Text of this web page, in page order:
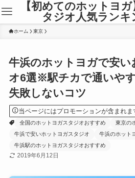
【初めてのホットヨ
タジオ人気ランキ
ホーム 東京
牛浜のホットヨガで安
オ6選※駅チカで通いや
失敗しないコツ
当ページにはプロモーションが含まれま
全国のホットヨガスタジオおすすめ
東京の
牛浜で安いホットヨガスタジオ
牛浜のホット
牛浜駅のホットヨガスタジオおすすめ
2019年6月12日